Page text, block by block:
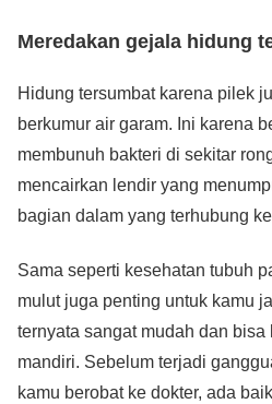
Meredakan gejala hidung
Hidung tersumbat karena pilek
berkumur air garam. Ini karena
membunuh bakteri di sekitar
mencairkan lendir yang
bagian dalam yang terhubung
Sama seperti kesehatan tubuh
mulut juga penting untuk kamu
ternyata sangat mudah dan bisa
mandiri. Sebelum terjadi
kamu berobat ke dokter, ada